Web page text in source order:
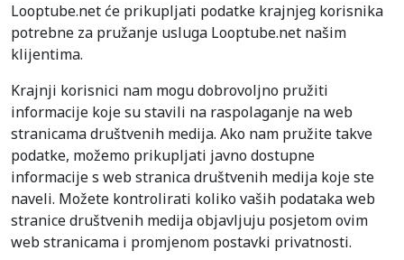
Looptube.net će prikupljati podatke krajnjeg korisnika
potrebne za pružanje usluga Looptube.net našim
klijentima.
Krajnji korisnici nam mogu dobrovoljno pružiti
informacije koje su stavili na raspolaganje na web
stranicama društvenih medija. Ako nam pružite takve
podatke, možemo prikupljati javno dostupne
informacije s web stranica društvenih medija koje ste
naveli. Možete kontrolirati koliko vaših podataka web
stranice društvenih medija objavljuju posjetom ovim
web stranicama i promjenom postavki privatnosti.